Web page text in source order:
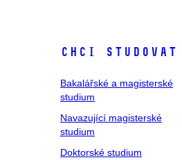
Chci studovat
Bakalářské a magisterské
studium
Navazující magisterské
studium
Doktorské studium